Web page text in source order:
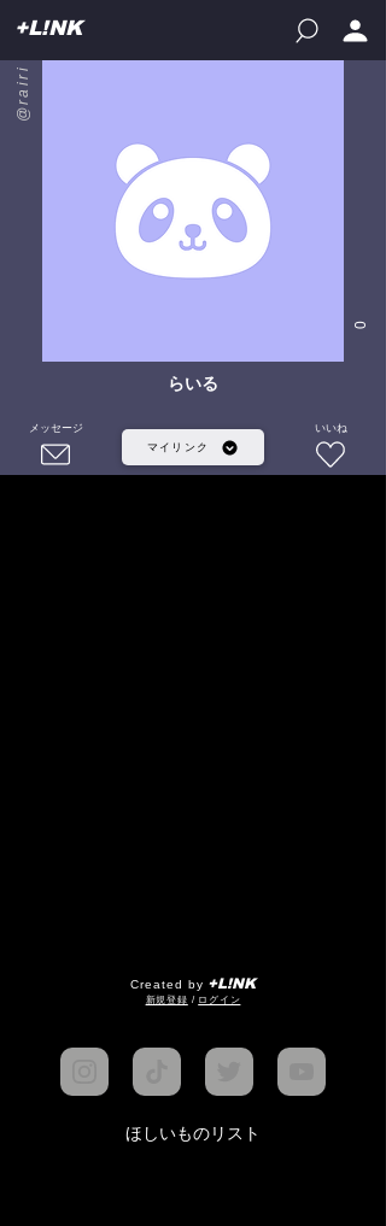
+L!NK
@rairi
0
らいる
メッセージ
マイリンク
いいね
Created by +L!NK
​新規登録 / ログイン
ほしいものリスト